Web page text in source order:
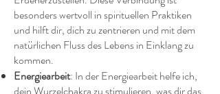
besonders wertvoll in spirituellen Praktiken
und hilft dir, dich zu zentrieren und mit dem
natürlichen Fluss des Lebens in Einklang zu
kommen.
Energiearbeit: In der Energiearbeit helfe ich,